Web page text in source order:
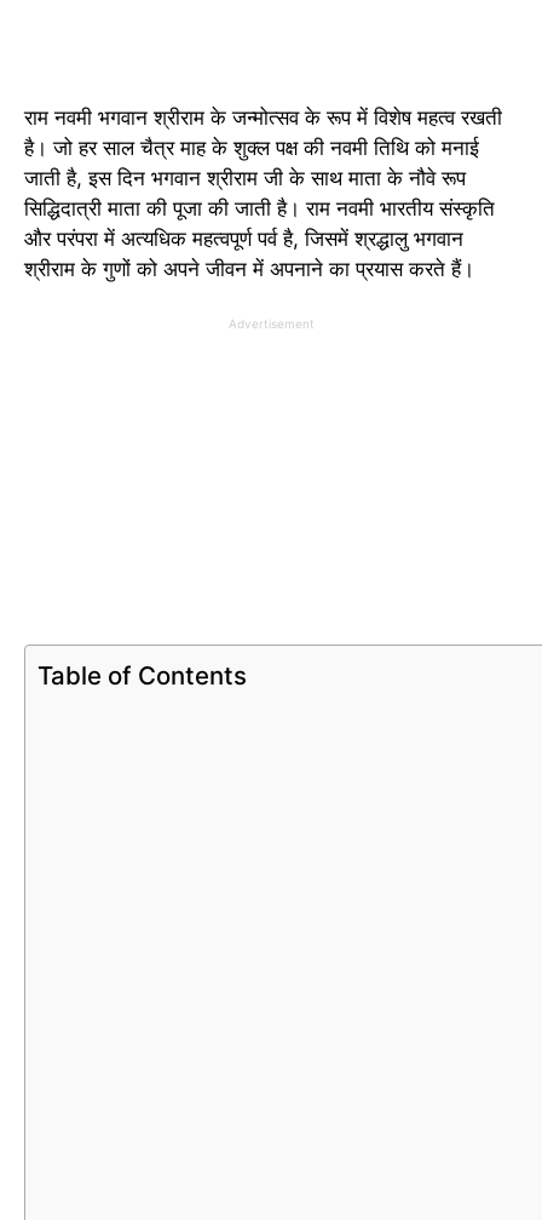
राम नवमी भगवान श्रीराम के जन्मोत्सव के रूप में विशेष महत्व रखती
है। जो हर साल चैत्र माह के शुक्ल पक्ष की नवमी तिथि को मनाई
जाती है, इस दिन भगवान श्रीराम जी के साथ माता के नौवे रूप
सिद्धिदात्री माता की पूजा की जाती है। राम नवमी भारतीय संस्कृति
और परंपरा में अत्यधिक महत्वपूर्ण पर्व है, जिसमें श्रद्धालु भगवान
श्रीराम के गुणों को अपने जीवन में अपनाने का प्रयास करते हैं।
Advertisement
Table of Contents